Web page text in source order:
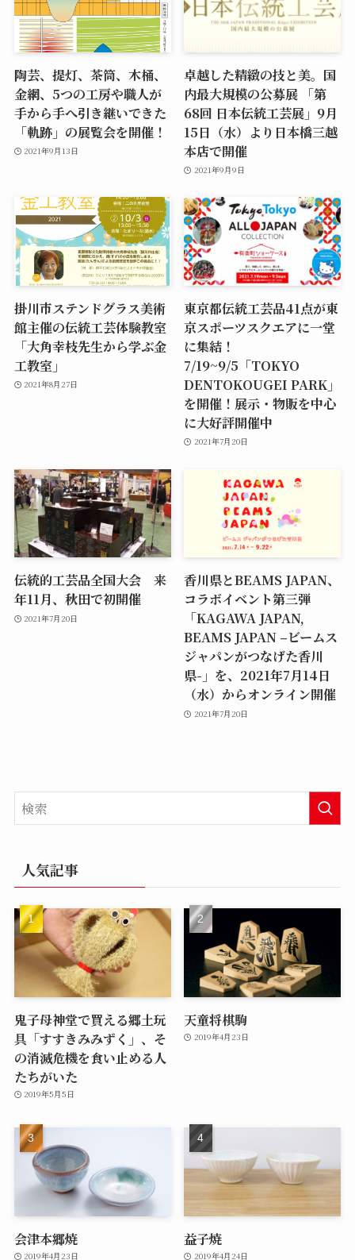
陶芸、提灯、茶筒、木桶、
金網、5つの工房や職人が
手から手へ引き継いできた
「軌跡」の展覧会を開催！
2021年9月13日
卓越した精緻の技と美。国
内最大規模の公募展 「第
68回 日本伝統工芸展」9月
15日（水）より日本橋三越
本店で開催
2021年9月9日
掛川市ステンドグラス美術
館主催の伝統工芸体験教室
「大角幸枝先生から学ぶ金
工教室」
2021年8月27日
東京都伝統工芸品41点が東
京スポーツスクエアに一堂
に集結！
7/19~9/5「TOKYO
DENTOKOUGEI PARK」
を開催！展示・物販を中心
に大好評開催中
2021年7月20日
伝統的工芸品全国大会 来
年11月、秋田で初開催
2021年7月20日
香川県とBEAMS JAPAN、
コラボイベント第三弾
「KAGAWA JAPAN,
BEAMS JAPAN –ビームス
ジャパンがつなげた香川
県-」を、2021年7月14日
（水）からオンライン開催
2021年7月20日
人気記事
鬼子母神堂で買える郷土玩
具「すすきみみずく」、そ
の消滅危機を食い止める人
たちがいた
2019年5月5日
天童将棋駒
2019年4月23日
会津本郷焼
2019年4月23日
益子焼
2019年4月24日